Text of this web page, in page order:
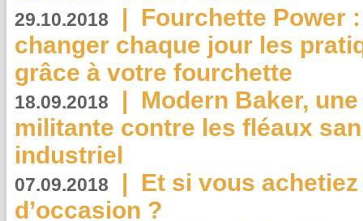
29.10.2018 | Fourchette Power
changer chaque jour les
grâce à votre fourchette
18.09.2018 | Modern Baker,
militante contre les fléaux
industriel
07.09.2018 | Et si vous
d’occasion ?